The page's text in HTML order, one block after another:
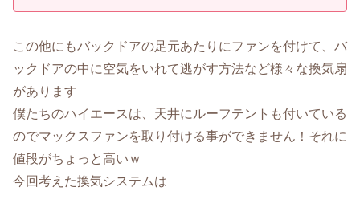
この他にもバックドアの足元あたりにファンを付けて、バ
ックドアの中に空気をいれて逃がす方法など様々な換気扇
があります
僕たちのハイエースは、天井にルーフテントも付いている
のでマックスファンを取り付ける事ができません！それに
値段がちょっと高いｗ
今回考えた換気システムは